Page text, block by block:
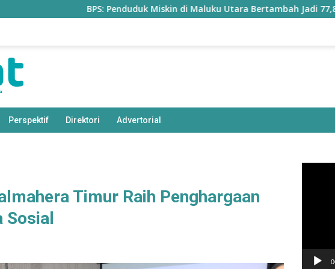
BPS: Penduduk Miskin di Maluku Utara Bertambah Jadi 77,85 Ribu
Perspektif Direktori Advertorial
Timur Raih Penghargaan
Sosial